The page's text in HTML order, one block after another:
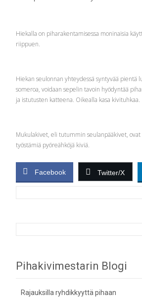
Hiekalla on piharakentamisessa moninaisia
riippuen.
Hiekan seulonnan yhteydessä syntyvää pientä
someroa, voidaan sepelin tavoin hyödyntää
ja istutusten katteena. Oikealla kasa kivituhkaa.
Mukulakivet, eli tutummin seulanpääkivet,
työstämiä pyöreähköjä kiviä.
Facebook Twitter/X
Post
navigation
Pihakivimestarin Blogi
Rajauksilla ryhdikkyyttä pihaan